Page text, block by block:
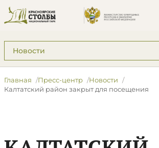
Подразделы: Пресс-центр
Главная Пресс-центр
Новости
​Калтатский район закрыт для посещения